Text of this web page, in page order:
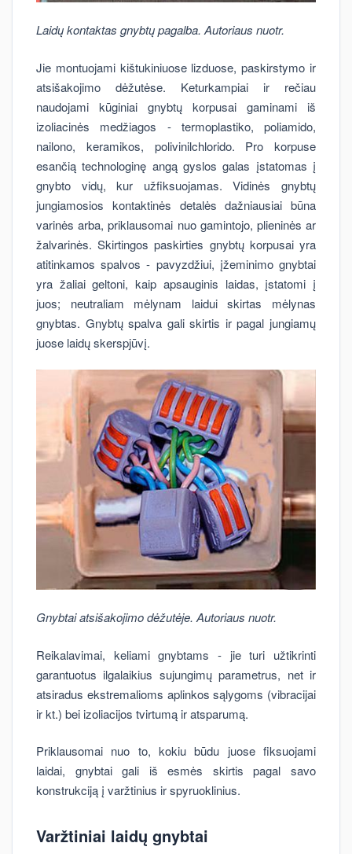
Laidų kontaktas gnybtų pagalba. Autoriaus nuotr.
Jie montuojami kištukiniuose lizduose, paskirstymo ir
atsišakojimo dėžutėse. Keturkampiai ir rečiau
naudojami kūginiai gnybtų korpusai gaminami iš
izoliacinės medžiagos - termoplastiko, poliamido,
nailono, keramikos, polivinilchlorido. Pro korpuse
esančią technologinę angą gyslos galas įstatomas į
gnybto vidų, kur užfiksuojamas. Vidinės gnybtų
jungiamosios kontaktinės detalės dažniausiai būna
varinės arba, priklausomai nuo gamintojo, plieninės ar
žalvarinės. Skirtingos paskirties gnybtų korpusai yra
atitinkamos spalvos - pavyzdžiui, įžeminimo gnybtai
yra žaliai geltoni, kaip apsauginis laidas, įstatomi į
juos; neutraliam mėlynam laidui skirtas mėlynas
gnybtas. Gnybtų spalva gali skirtis ir pagal jungiamų
juose laidų skerspjūvį.
Gnybtai atsišakojimo dėžutėje. Autoriaus nuotr.
Reikalavimai, keliami gnybtams - jie turi užtikrinti
garantuotus ilgalaikius sujungimų parametrus, net ir
atsiradus ekstremalioms aplinkos sąlygoms (vibracijai
ir kt.) bei izoliacijos tvirtumą ir atsparumą.
Priklausomai nuo to, kokiu būdu juose fiksuojami
laidai, gnybtai gali iš esmės skirtis pagal savo
konstrukciją į varžtinius ir spyruoklinius.
Varžtiniai laidų gnybtai